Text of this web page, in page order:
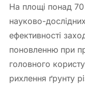
На площі понад
науково-
ефективності
поновленню при
головного
рихлення ґрунту